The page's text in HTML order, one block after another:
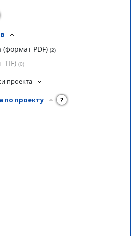
(формат PDF) (2)
TIF) (0)
проекта
по проекту ?